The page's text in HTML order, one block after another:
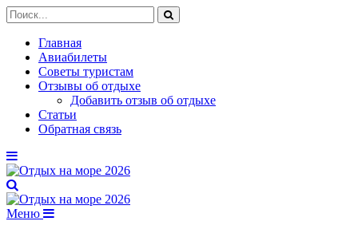
Главная
Авиабилеты
Советы туристам
Отзывы об отдыхе
Добавить отзыв об отдыхе
Статьи
Обратная связь
Меню